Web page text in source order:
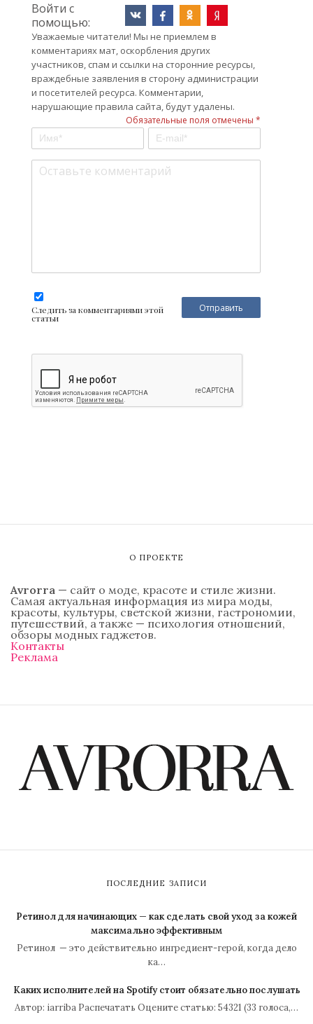
Войти с
помощью:
Уважаемые читатели! Мы не приемлем в
комментариях мат, оскорбления других
участников, спам и ссылки на сторонние ресурсы,
враждебные заявления в сторону администрации
и посетителей ресурса. Комментарии,
нарушающие правила сайта, будут удалены.
Обязательные поля отмечены *
Следить за комментариями этой
статьи
О ПРОЕКТЕ
Avrorra — сайт о моде, красоте и стиле жизни.
Самая актуальная информация из мира моды,
красоты, культуры, светской жизни, гастрономии,
путешествий, а также — психология отношений,
обзоры модных гаджетов.
Контакты
Реклама
ПОСЛЕДНИЕ ЗАПИСИ
Ретинол для начинающих — как сделать свой уход за кожей
максимально эффективным
Ретинол — это действительно ингредиент-герой, когда дело
ка…
Каких исполнителей на Spotify стоит обязательно послушать
Автор: iarriba Распечатать Оцените статью: 54321 (33 голоса,…